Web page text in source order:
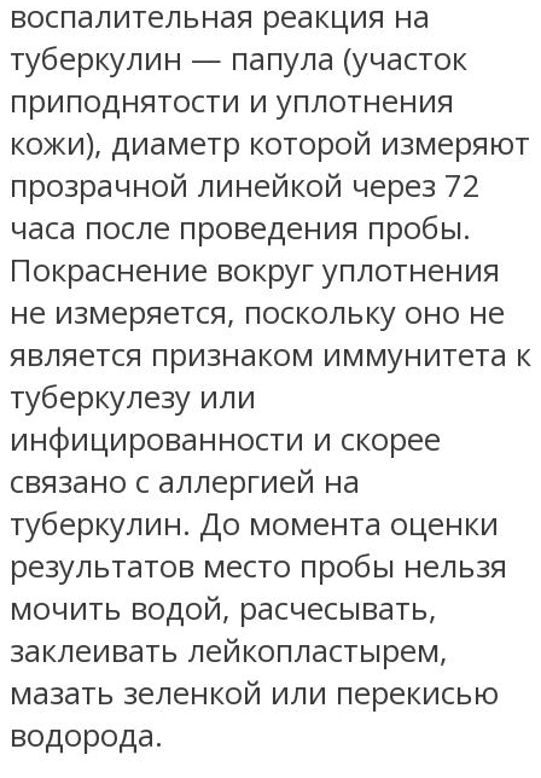
воспалительная реакция на
туберкулин — папула (участок
приподнятости и уплотнения
кожи), диаметр которой измеряют
прозрачной линейкой через 72
часа после проведения пробы.
Покраснение вокруг уплотнения
не измеряется, поскольку оно не
является признаком иммунитета к
туберкулезу или
инфицированности и скорее
связано с аллергией на
туберкулин. До момента оценки
результатов место пробы нельзя
мочить водой, расчесывать,
заклеивать лейкопластырем,
мазать зеленкой или перекисью
водорода.